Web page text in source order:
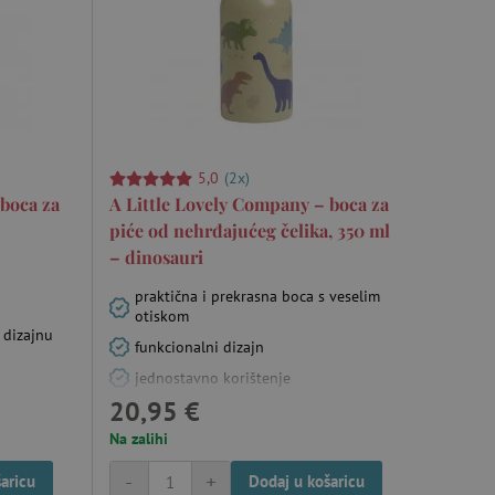
za
5,0 (2x)
A Little Lovely Company – boca za
piće od nehrđajućeg čelika, 350 ml
– dinosauri
praktična i prekrasna boca s veselim
otiskom
funkcionalni dizajn
jednostavno korištenje
20,95 €
Na zalihi
+
- Dodaj u košaricu
pristanka korisnika na
osiguranje usklađenosti
za održavanje
pretraživanje na
ljudi od robota. Ovo je
valjana izvješća o
valjana izvješća o